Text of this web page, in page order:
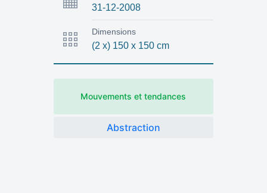
31-12-2008
(2 x) 150 x 150 cm
Dimensions
Mouvements et tendances
Abstraction